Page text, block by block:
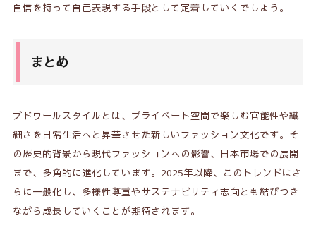
自信を持って自己表現する手段として定着していくでしょう。
まとめ
ブドワールスタイルとは、プライベート空間で楽しむ官能性や繊
細さを日常生活へと昇華させた新しいファッション文化です。そ
の歴史的背景から現代ファッションへの影響、日本市場での展開
まで、多角的に進化しています。2025年以降、このトレンドはさ
らに一般化し、多様性尊重やサステナビリティ志向とも結びつき
ながら成長していくことが期待されます。